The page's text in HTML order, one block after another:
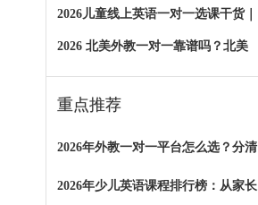
2026儿童线上英语一对一选课干货｜
2026 北美外教一对一靠谱吗？北美
重点推荐
2026年外教一对一平台怎么选？分清
2026年少儿英语课程排行榜：从家长